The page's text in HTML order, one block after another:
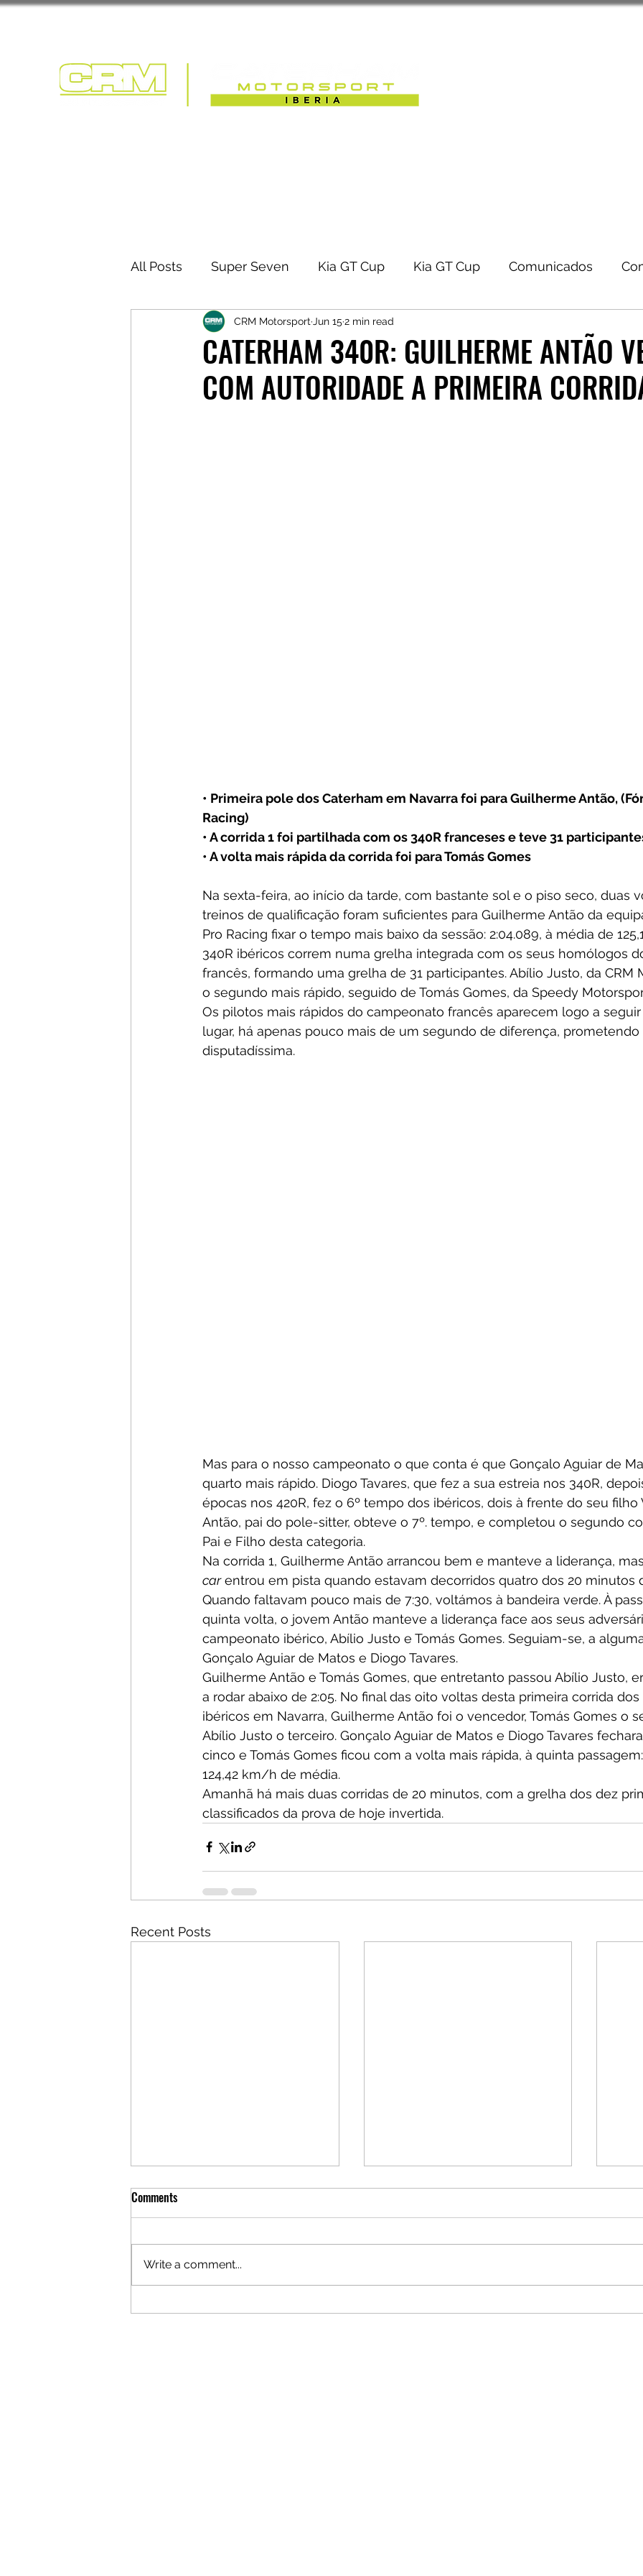
All Posts Super Seven Kia GT Cup Kia GT Cup Comunicados
Galerias Galerias Listas de Inscritos
CATERHAM 340R: GUILHERME ANTÃO
COM AUTORIDADE A PRIMEIRA
CRM Motorsport Jun 15 2 min read
• Primeira pole dos Caterham em Navarra foi para Guilherme Antão,
Racing)
• A corrida 1 foi partilhada com os 340R franceses e teve 31
• A volta mais rápida da corrida foi para Tomás Gomes
Na sexta-feira, ao início da tarde, com bastante sol e o piso seco, duas
treinos de qualificação foram suficientes para Guilherme Antão da
Pro Racing fixar o tempo mais baixo da sessão: 2:04.089, à média de
340R ibéricos correm numa grelha integrada com os seus homólogos
francês, formando uma grelha de 31 participantes. Abílio Justo, da CRM
o segundo mais rápido, seguido de Tomás Gomes, da Speedy
Os pilotos mais rápidos do campeonato francês aparecem logo a seguir
lugar, há apenas pouco mais de um segundo de diferença, prometendo
disputadíssima.
Mas para o nosso campeonato o que conta é que Gonçalo Aguiar de
quarto mais rápido. Diogo Tavares, que fez a sua estreia nos 340R,
épocas nos 420R, fez o 6º tempo dos ibéricos, dois à frente do seu filho
Antão, pai do pole-sitter, obteve o 7º. tempo, e completou o segundo
Pai e Filho desta categoria.
Na corrida 1, Guilherme Antão arrancou bem e manteve a liderança,
car entrou em pista quando estavam decorridos quatro dos 20 minutos
Quando faltavam pouco mais de 7:30, voltámos à bandeira verde. À
quinta volta, o jovem Antão manteve a liderança face aos seus
campeonato ibérico, Abílio Justo e Tomás Gomes. Seguiam-se, a
Gonçalo Aguiar de Matos e Diogo Tavares.
Guilherme Antão e Tomás Gomes, que entretanto passou Abílio Justo,
a rodar abaixo de 2:05. No final das oito voltas desta primeira corrida dos
ibéricos em Navarra, Guilherme Antão foi o vencedor, Tomás Gomes o
Abílio Justo o terceiro. Gonçalo Aguiar de Matos e Diogo Tavares
cinco e Tomás Gomes ficou com a volta mais rápida, à quinta passagem:
124,42 km/h de média.
Amanhã há mais duas corridas de 20 minutos, com a grelha dos dez
classificados da prova de hoje invertida.
Recent Posts
Caterham SS600: Synergy Driver
Caterham 340R: Diogo Tavares
Comments
Write a comment...